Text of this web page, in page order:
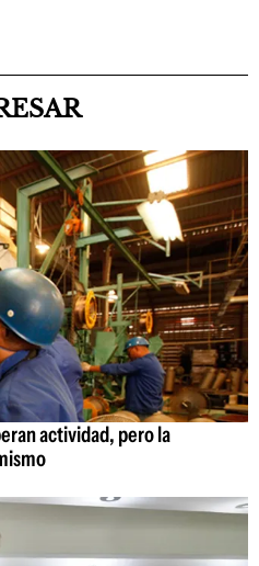
actividad, pero la